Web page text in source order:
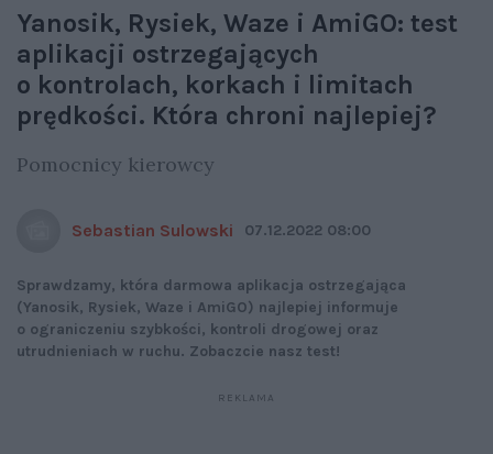
Yanosik, Rysiek, Waze i AmiGO: test
aplikacji ostrzegających
o kontrolach, korkach i limitach
prędkości. Która chroni najlepiej?
Pomocnicy kierowcy
Sebastian Sulowski 07.12.2022 08:00
Sprawdzamy, która darmowa aplikacja ostrzegająca
(Yanosik, Rysiek, Waze i AmiGO) najlepiej informuje
o ograniczeniu szybkości, kontroli drogowej oraz
utrudnieniach w ruchu. Zobaczcie nasz test!